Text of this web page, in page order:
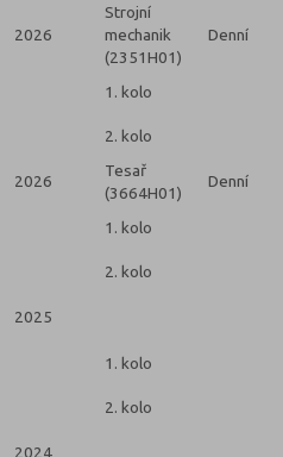
2026
Strojní
mechanik
(2351H01)
Denní
1. kolo
2. kolo
2026
Tesař
(3664H01)
Denní
1. kolo
2. kolo
2025
1. kolo
2. kolo
2024